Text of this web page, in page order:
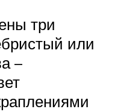
три
или
–